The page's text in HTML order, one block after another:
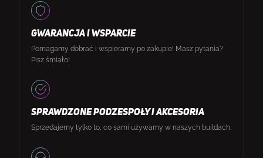
GWARANCJA I WSPARCIE
Pomagamy dobrać i wspieramy po zakupie! Masz pytania?
Pisz śmiało!
SPRAWDZONE PODZESPOŁY I AKCESORIA
Sprzedajemy tylko to, co sami używamy w naszych buildach.